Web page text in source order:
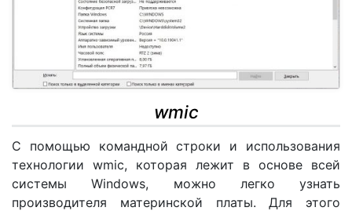
wmic
С помощью командной строки и использования
технологии wmic, которая лежит в основе всей
системы Windows, можно легко узнать
производителя материнской платы. Для этого